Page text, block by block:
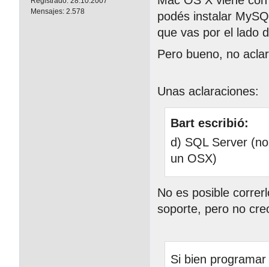
Mensajes: 2.578
podés instalar
que vas por el lado
Pero bueno, no
Unas aclaraciones:
Bart escribió:
d) SQL Server
un OSX)
No es posible
soporte, pero no
Si bien